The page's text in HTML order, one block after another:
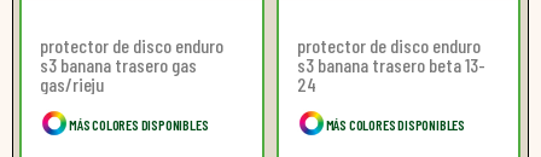
protector de disco enduro
s3 banana trasero gas
gas/rieju
MÁS COLORES DISPONIBLES
protector de disco enduro
s3 banana trasero beta 13-
24
MÁS COLORES DISPONIBLES